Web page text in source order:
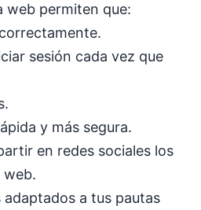
web permiten que:
sesión cada vez que
y más segura.
en redes sociales los
web.
a tus pautas